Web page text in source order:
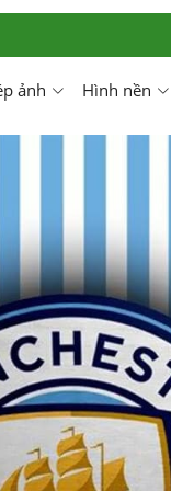
ảnh Hình nền